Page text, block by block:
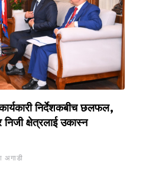
निर्देशकबीच छलफल,
निजी क्षेत्रलाई उकास्न
अगाडी